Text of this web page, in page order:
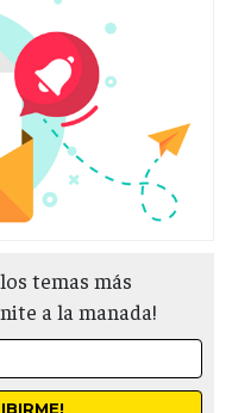
temas más
a la manada!